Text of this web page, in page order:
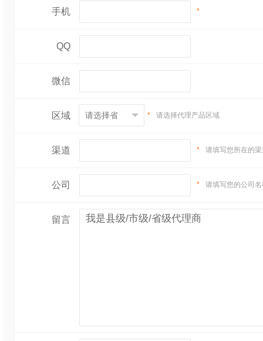
手机 *
QQ
微信
区域 * 请选择代理产品区域
渠道 * 请填写您所在的
公司 * 请填写您的公司
留言